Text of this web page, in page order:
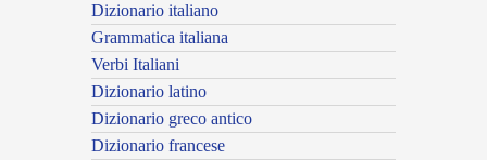
Dizionario italiano
Grammatica italiana
Verbi Italiani
Dizionario latino
Dizionario greco antico
Dizionario francese